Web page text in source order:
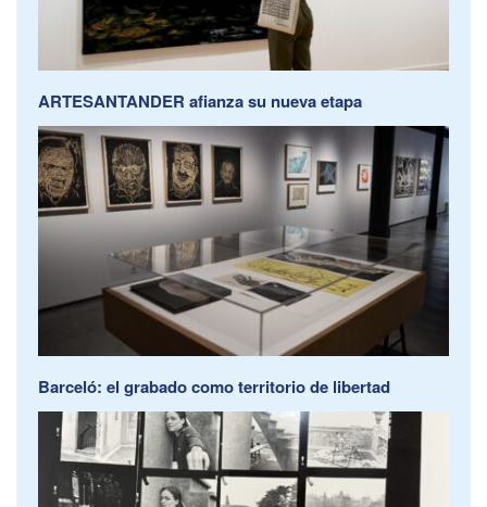
ARTESANTANDER afianza su nueva etapa
Barceló: el grabado como territorio de libertad